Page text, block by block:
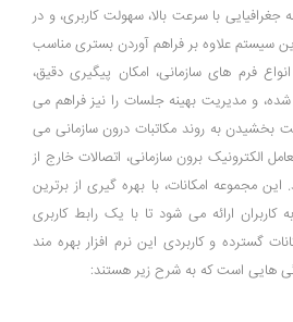
با سرعت بالا، سهولت کاربری، و در
سیستم علاوه بر فراهم آوردن بستری مناسب
فرم‌ های سازمانی، امکان پیگیری دقیق،
و مدیریت بهینه‌ جلسات را نیز فراهم می
‌بخشیدن به روند مکاتبات درون سازمانی می
الکترونیک برون سازمانی، اتصالات خارج از
مجموعه امکانات، با بهره‌ گیری از برترین
کاربران ارائه می ‌شود تا با یک رابط کاربری
گسترده و کاربردی این نرم‌ افزار بهره‌ مند
هایی است که به شرح زیر هستند: